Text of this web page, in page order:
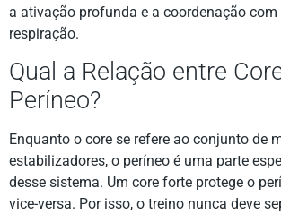
a ativação profunda e a coordenação com
respiração.
Qual a Relação entre
Períneo?
Enquanto o core se refere ao conjunto de
estabilizadores, o períneo é uma parte
desse sistema. Um core forte protege o
vice-versa. Por isso, o treino nunca deve